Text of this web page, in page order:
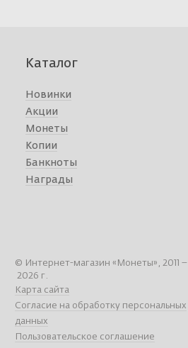
Каталог
Новинки
Акции
Монеты
Копии
Банкноты
Награды
© Интернет-магазин «Монеты», 2011 –
2026 г.
Карта сайта
Согласие на обработку персональных
данных
Пользовательское соглашение